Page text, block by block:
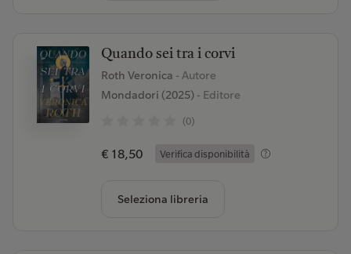
Quando sei tra i corvi
Roth Veronica - Autore
Mondadori (2025)- Editore
(0)
€ 18,50 Verifica disponibilità
Seleziona libreria